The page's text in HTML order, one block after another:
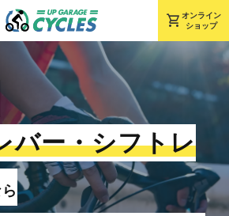
shopping_cart オンライン
ショップ
バー・シフトレ